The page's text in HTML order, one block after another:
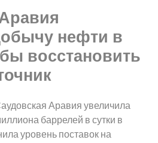
нефти в
восстановить
Аравия увеличила
баррелей в сутки в
уровень поставок на